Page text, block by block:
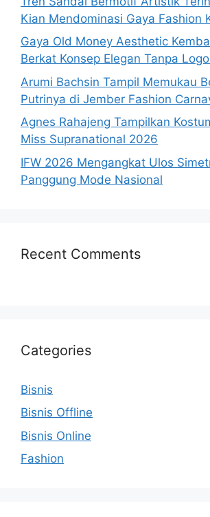
Kian Mendominasi Gaya Fashion
Gaya Old Money Aesthetic
Berkat Konsep Elegan Tanpa
Arumi Bachsin Tampil Memukau
Putrinya di Jember Fashion
Agnes Rahajeng Tampilkan
Miss Supranational 2026
IFW 2026 Mengangkat Ulos
Panggung Mode Nasional
Recent Comments
Categories
Bisnis
Bisnis Offline
Bisnis Online
Fashion